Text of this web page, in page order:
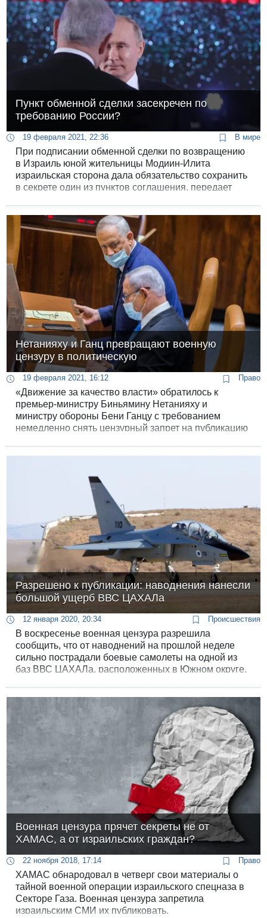
Пункт обменной сделки засекречен по
требованию России?
19 февраля 2021, 22:36 В мире
При подписании обменной сделки по возвращению
в Израиль юной жительницы Модиин-Илита
израильская сторона дала обязательство сохранить
в секрете один из пунктов соглашения, передает
Нетанияху и Ганц превращают военную
цензуру в политическую
19 февраля 2021, 16:12 Право
«Движение за качество власти» обратилось к
премьер-министру Биньямину Нетанияху и
министру обороны Бени Ганцу с требованием
немедленно снять цензурный запрет на публикацию
Разрешено к публикации: наводнения нанесли
большой ущерб ВВС ЦАХАЛа
12 января 2020, 20:34 Происшествия
В воскресенье военная цензура разрешила
сообщить, что от наводнений на прошлой неделе
сильно пострадали боевые самолеты на одной из
баз ВВС ЦАХАЛа, расположенных в Южном округе.
Военная цензура прячет секреты не от
ХАМАС, а от израильских граждан?
22 ноября 2018, 17:14 Право
ХАМАС обнародовал в четверг свои материалы о
тайной военной операции израильского спецназа в
Секторе Газа. Военная цензура запретила
израильским СМИ их публиковать.